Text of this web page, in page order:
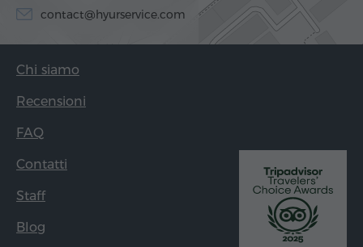
contact@hyurservice.com
Chi siamo
Recensioni
FAQ
Contatti
Staff
Blog